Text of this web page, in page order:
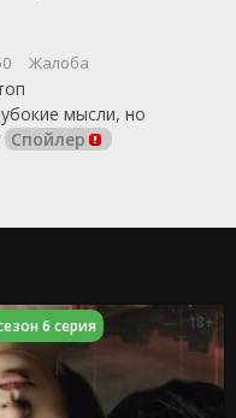
Жалоба
мысли, но
Спойлер
6 серия 18+